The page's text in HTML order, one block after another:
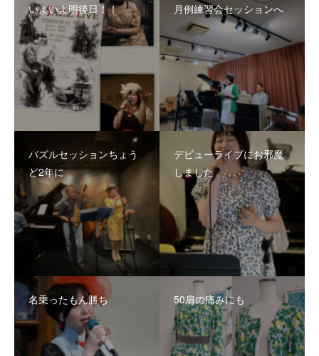
いよいよ明後日！！ 月例練習会セッションへ
バズルセッションちょう
ど2年に
デビューライブにお邪魔
しました
名乗ったもん勝ち 50肩の痛みにも